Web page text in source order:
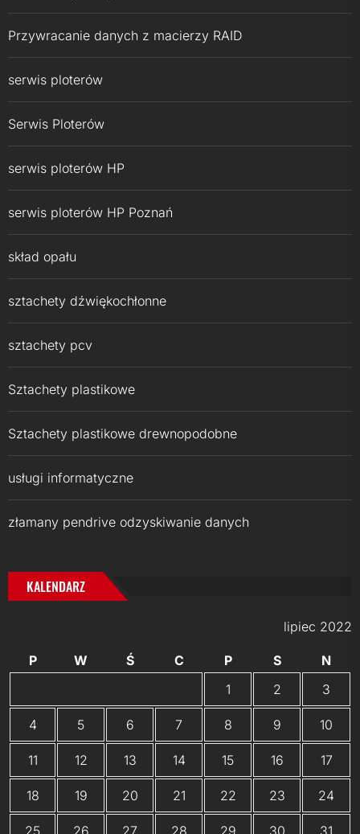
Przywracanie danych z macierzy RAID
serwis ploterów
Serwis Ploterów
serwis ploterów HP
serwis ploterów HP Poznań
skład opału
sztachety dźwiękochłonne
sztachety pcv
Sztachety plastikowe
Sztachety plastikowe drewnopodobne
usługi informatyczne
złamany pendrive odzyskiwanie danych
KALENDARZ
lipiec 2022
P W Ś C P S
N
1
2 3
4 5 6 7 8 9 10
11 12 13 14 15 16 17
18 19 20 21 22 23 24
25 26 27 28 29 30 31